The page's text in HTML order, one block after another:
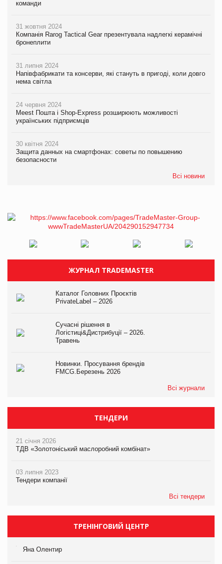
команди
31 жовтня 2024
Компанія Rarog Tactical Gear презентувала надлегкі керамічні
бронеплити
31 липня 2024
Напівфабрикати та консерви, які стануть в пригоді, коли довго
нема світла
24 червня 2024
Meest Пошта і Shop-Express розширюють можливості
українських підприємців
30 квітня 2024
Защита данных на смартфонах: советы по повышению
безопасности
Всі новини
ЖУРНАЛ TRADEMASTER
Каталог Головних Проєктів
PrivateLabel – 2026
Сучасні рішення в
Логістиці&Дистрибуції – 2026.
Травень
Новинки. Просування брендів
FMCG.Березень 2026
Всі журнали
ТЕНДЕРИ
21 січня 2026
ТДВ «Золотоніський маслоробний комбінат»
03 липня 2023
Тендери компанії
Всі тендери
ТРЕНІНГОВИЙ ЦЕНТР
Яна Олентир